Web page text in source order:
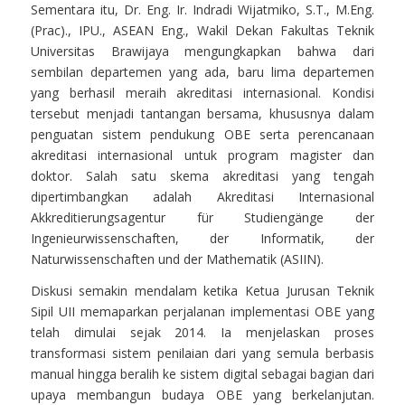
Sementara itu, Dr. Eng. Ir. Indradi Wijatmiko, S.T., M.Eng.
(Prac)., IPU., ASEAN Eng., Wakil Dekan Fakultas Teknik
Universitas Brawijaya mengungkapkan bahwa dari
sembilan departemen yang ada, baru lima departemen
yang berhasil meraih akreditasi internasional. Kondisi
tersebut menjadi tantangan bersama, khususnya dalam
penguatan sistem pendukung OBE serta perencanaan
akreditasi internasional untuk program magister dan
doktor. Salah satu skema akreditasi yang tengah
dipertimbangkan adalah Akreditasi Internasional
Akkreditierungsagentur für Studiengänge der
Ingenieurwissenschaften, der Informatik, der
Naturwissenschaften und der Mathematik (ASIIN).
Diskusi semakin mendalam ketika Ketua Jurusan Teknik
Sipil UII memaparkan perjalanan implementasi OBE yang
telah dimulai sejak 2014. Ia menjelaskan proses
transformasi sistem penilaian dari yang semula berbasis
manual hingga beralih ke sistem digital sebagai bagian dari
upaya membangun budaya OBE yang berkelanjutan.